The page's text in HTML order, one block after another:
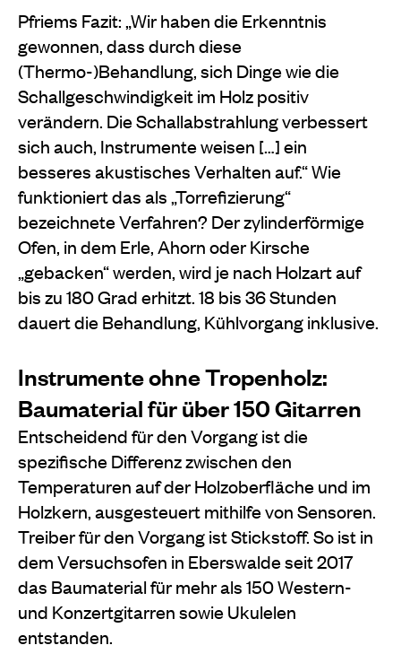
Pfriems Fazit: „Wir haben die Erkenntnis
gewonnen, dass durch diese
(Thermo-)Behandlung, sich Dinge wie die
Schallgeschwindigkeit im Holz positiv
verändern. Die Schallabstrahlung verbessert
sich auch, Instrumente weisen […] ein
besseres akustisches Verhalten auf.“ Wie
funktioniert das als „Torrefizierung“
bezeichnete Verfahren? Der zylinderförmige
Ofen, in dem Erle, Ahorn oder Kirsche
„gebacken“ werden, wird je nach Holzart auf
bis zu 180 Grad erhitzt. 18 bis 36 Stunden
dauert die Behandlung, Kühlvorgang inklusive.
Instrumente ohne Tropenholz:
Baumaterial für über 150 Gitarren
Entscheidend für den Vorgang ist die
spezifische Differenz zwischen den
Temperaturen auf der Holzoberfläche und im
Holzkern, ausgesteuert mithilfe von Sensoren.
Treiber für den Vorgang ist Stickstoff. So ist in
dem Versuchsofen in Eberswalde seit 2017
das Baumaterial für mehr als 150 Western-
und Konzertgitarren sowie Ukulelen
entstanden.